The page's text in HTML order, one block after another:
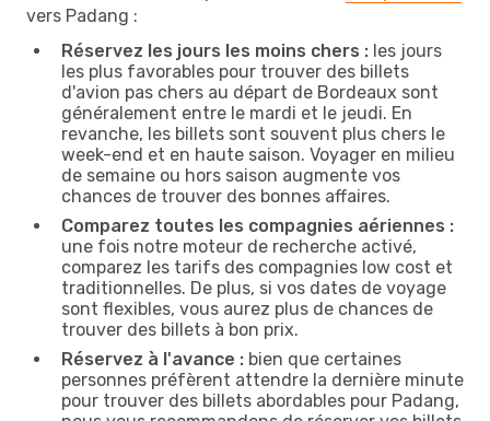
vers Padang :
Réservez les jours les moins chers : les jours
les plus favorables pour trouver des billets
d'avion pas chers au départ de Bordeaux sont
généralement entre le mardi et le jeudi. En
revanche, les billets sont souvent plus chers le
week-end et en haute saison. Voyager en milieu
de semaine ou hors saison augmente vos
chances de trouver des bonnes affaires.
Comparez toutes les compagnies aériennes :
une fois notre moteur de recherche activé,
comparez les tarifs des compagnies low cost et
traditionnelles. De plus, si vos dates de voyage
sont flexibles, vous aurez plus de chances de
trouver des billets à bon prix.
Réservez à l'avance : bien que certaines
personnes préfèrent attendre la dernière minute
pour trouver des billets abordables pour Padang,